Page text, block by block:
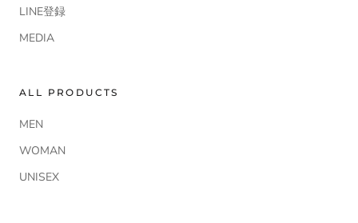
LINE登録
MEDIA
ALL PRODUCTS
MEN
WOMAN
UNISEX